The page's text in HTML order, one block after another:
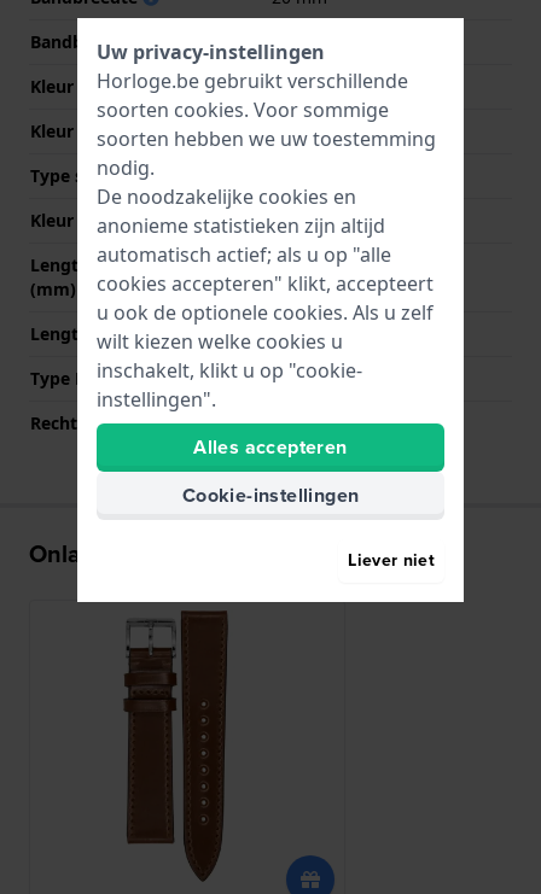
Bandbreedte bij sluiting
18 mm
Kleur Band
Bruin
Kleur stiksel
Bruin
Type sluiting
Kleur sluiting
Zilver
Lengte band op 12 uur
(mm)
80 mm
Lengte band op 6 uur (mm) 115 mm
Type Bevestiging
Bandpennen
Rechte aanzet
Ja
Onlangs bekeken
Uw privacy-instellingen
Horloge.be gebruikt verschillende
soorten cookies. Voor sommige
soorten hebben we uw toestemming
nodig.
De noodzakelijke cookies en
anonieme statistieken zijn altijd
automatisch actief; als u op "alle
cookies accepteren" klikt, accepteert
u ook de optionele cookies. Als u zelf
wilt kiezen welke cookies u
inschakelt, klikt u op "cookie-
instellingen".
Alles accepteren
Cookie-instellingen
Liever niet